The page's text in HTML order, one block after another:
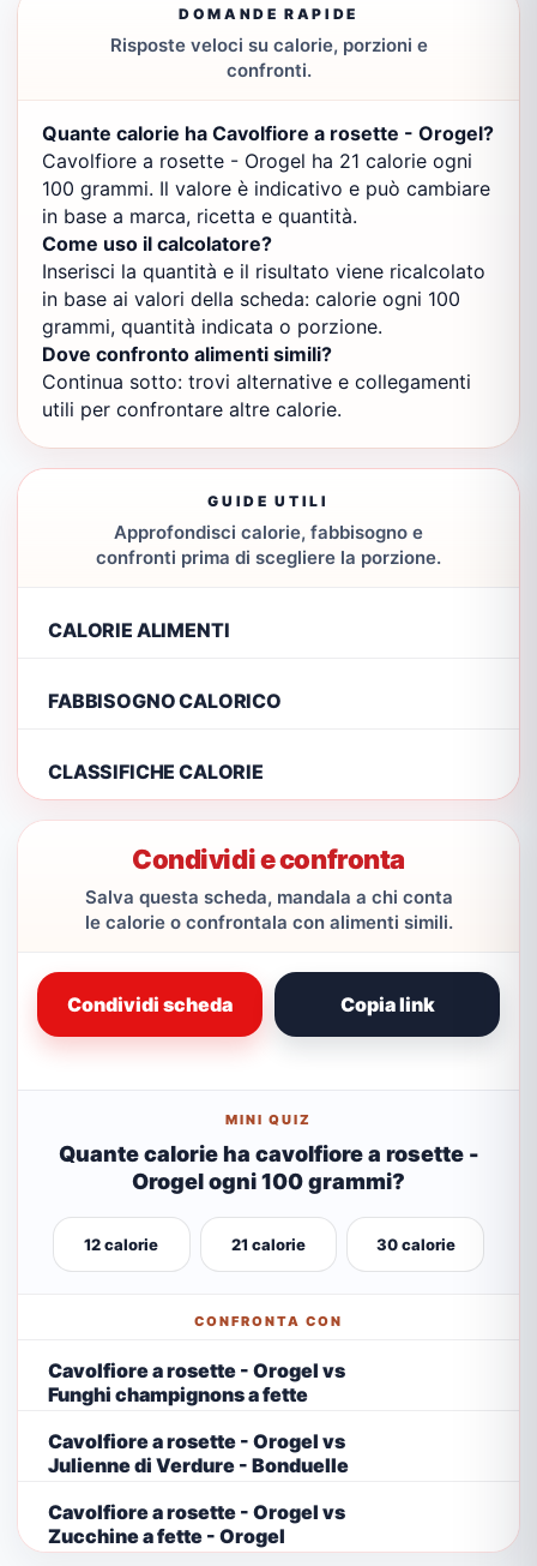
DOMANDE RAPIDE
Risposte veloci su calorie, porzioni e
confronti.
Quante calorie ha Cavolfiore a rosette - Orogel?
Cavolfiore a rosette - Orogel ha 21 calorie ogni
100 grammi. Il valore è indicativo e può cambiare
in base a marca, ricetta e quantità.
Come uso il calcolatore?
Inserisci la quantità e il risultato viene ricalcolato
in base ai valori della scheda: calorie ogni 100
grammi, quantità indicata o porzione.
Dove confronto alimenti simili?
Continua sotto: trovi alternative e collegamenti
utili per confrontare altre calorie.
GUIDE UTILI
Approfondisci calorie, fabbisogno e
confronti prima di scegliere la porzione.
CALORIE ALIMENTI
FABBISOGNO CALORICO
CLASSIFICHE CALORIE
Condividi e confronta
Salva questa scheda, mandala a chi conta
le calorie o confrontala con alimenti simili.
Condividi scheda Copia link
MINI QUIZ
Quante calorie ha cavolfiore a rosette -
Orogel ogni 100 grammi?
12 calorie 21 calorie 30 calorie
CONFRONTA CON
Cavolfiore a rosette - Orogel vs
Funghi champignons a fette
Cavolfiore a rosette - Orogel vs
Julienne di Verdure - Bonduelle
Cavolfiore a rosette - Orogel vs
Zucchine a fette - Orogel